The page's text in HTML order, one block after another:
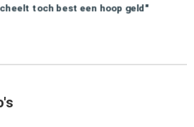
toch best een hoop geld"